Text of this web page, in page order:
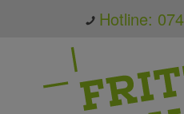
Hotline: